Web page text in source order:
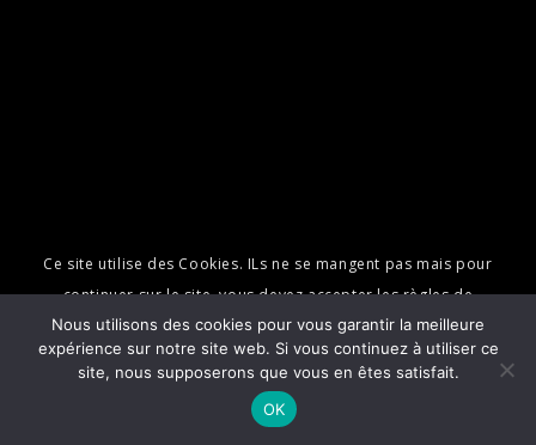
Ce site utilise des Cookies. ILs ne se mangent pas mais pour
continuer sur le site, vous devez accepter les règles de
confidentialité et l'utilisation de ces cookies pour vous rendre la
navigation plus agréable.
Learn more
Nous utilisons des cookies pour vous garantir la meilleure
expérience sur notre site web. Si vous continuez à utiliser ce
site, nous supposerons que vous en êtes satisfait.
OK